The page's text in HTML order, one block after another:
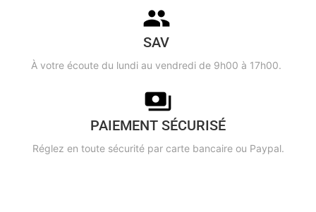
SAV
À votre écoute du lundi au vendredi de 9h00 à 17h00.
PAIEMENT SÉCURISÉ
Réglez en toute sécurité par carte bancaire ou Paypal.